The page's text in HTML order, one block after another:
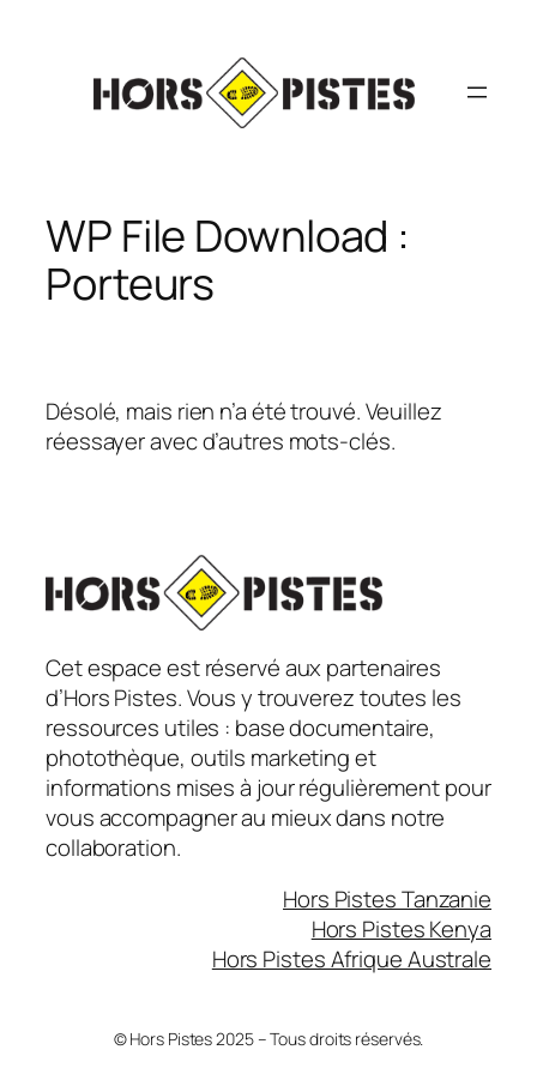
contenu
WP File Download :
Porteurs
Désolé, mais rien n’a été trouvé. Veuillez
réessayer avec d’autres mots-clés.
Cet espace est réservé aux partenaires
d’Hors Pistes. Vous y trouverez toutes les
ressources utiles : base documentaire,
photothèque, outils marketing et
informations mises à jour régulièrement pour
vous accompagner au mieux dans notre
collaboration.
Hors Pistes Tanzanie
Hors Pistes Kenya
Hors Pistes Afrique Australe
© Hors Pistes 2025 – Tous droits réservés.